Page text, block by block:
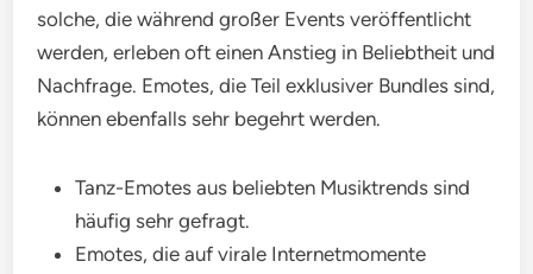
solche, die während großer Events veröffentlicht
werden, erleben oft einen Anstieg in Beliebtheit und
Nachfrage. Emotes, die Teil exklusiver Bundles sind,
können ebenfalls sehr begehrt werden.
Tanz-Emotes aus beliebten Musiktrends sind
häufig sehr gefragt.
Emotes, die auf virale Internetmomente